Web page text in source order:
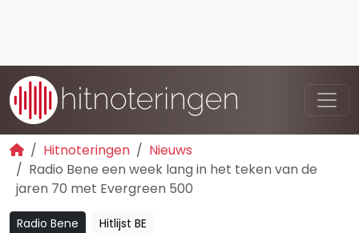
Hitnoteringen
Nieuws
Radio Bene een week lang in het teken van de
jaren 70 met Evergreen 500
Radio Bene Hitlijst BE